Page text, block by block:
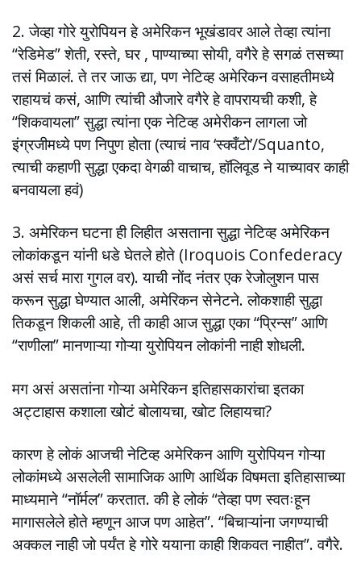
2. जेव्हा गोरे युरोपियन हे अमेरिकन भूखंडावर आले तेव्हा त्यांना
“रेडिमेड” शेती, रस्ते, घर , पाण्याच्या सोयी, वगैरे हे सगळं तसच्या
तसं मिळालं. ते तर जाऊ द्या, पण नेटिव्ह अमेरिकन वसाहतीमध्ये
राहायचं कसं, आणि त्यांची औजारे वगैरे हे वापरायची कशी, हे
“शिकवायला” सुद्धा त्यांना एक नेटिव्ह अमेरीकन लागला जो
इंग्रजीमध्ये पण निपुण होता (त्याचं नाव ‘स्क्वँटो’/Squanto,
त्याची कहाणी सुद्धा एकदा वेगळी वाचाच, हॉलिवूड ने याच्यावर काही
बनवायला हवं)
3. अमेरिकन घटना ही लिहीत असताना सुद्धा नेटिव्ह अमेरिकन
लोकांकडून यांनी धडे घेतले होते (Iroquois Confederacy
असं सर्च मारा गुगल वर). याची नोंद नंतर एक रेजोलुशन पास
करून सुद्धा घेण्यात आली, अमेरिकन सेनेटने. लोकशाही सुद्धा
तिकडून शिकली आहे, ती काही आज सुद्धा एका “प्रिन्स” आणि
“राणीला” मानणाऱ्या गोऱ्या युरोपियन लोकांनी नाही शोधली.
मग असं असतांना गोऱ्या अमेरिकन इतिहासकारांचा इतका
अट्टाहास कशाला खोटं बोलायचा, खोट लिहायचा?
कारण हे लोकं आजची नेटिव्ह अमेरिकन आणि युरोपियन गोऱ्या
लोकांमध्ये असलेली सामाजिक आणि आर्थिक विषमता इतिहासाच्या
माध्यमाने “नॉर्मल” करतात. की हे लोकं “तेव्हा पण स्वतःहून
मागासलेले होते म्हणून आज पण आहेत”. “बिचाऱ्यांना जगण्याची
अक्कल नाही जो पर्यंत हे गोरे ययाना काही शिकवत नाहीत”. वगैरे.